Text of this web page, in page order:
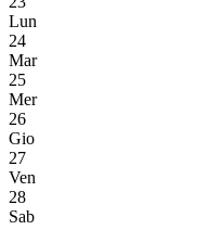
Lun
24
Mar
25
Mer
26
Gio
27
Ven
28
Sab